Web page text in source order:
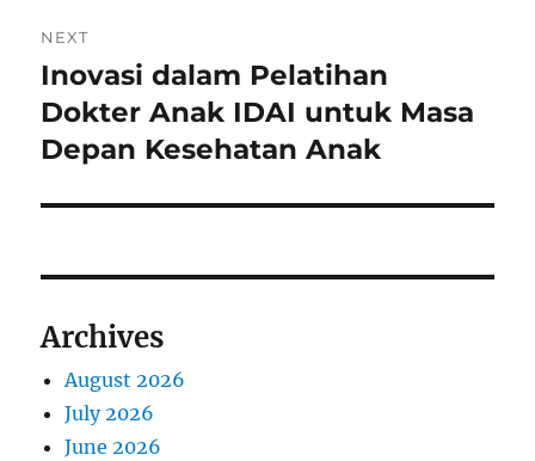
NEXT
Next
post:
Inovasi dalam Pelatihan
Dokter Anak IDAI untuk Masa
Depan Kesehatan Anak
Archives
August 2026
July 2026
June 2026